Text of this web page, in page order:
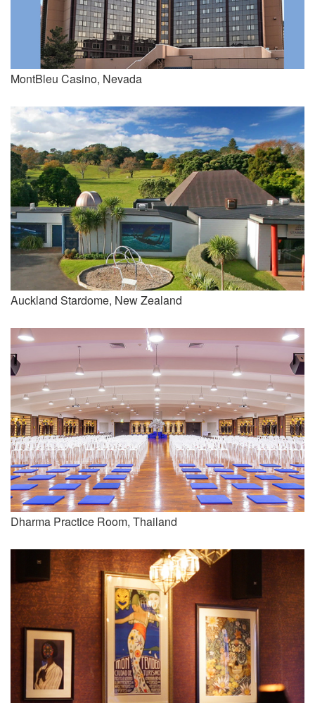
MontBleu Casino, Nevada
Auckland Stardome, New Zealand
Dharma Practice Room, Thailand